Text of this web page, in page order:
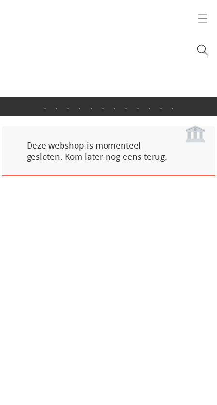
. . . . . . . . . . . .
Deze webshop is momenteel
gesloten. Kom later nog eens terug.